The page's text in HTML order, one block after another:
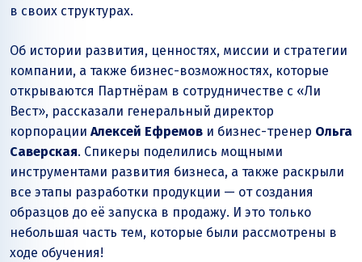
в своих структурах.
Об истории развития, ценностях, миссии и стратегии
компании, а также бизнес-возможностях, которые
открываются Партнёрам в сотрудничестве с «Ли
Вест», рассказали генеральный директор
корпорации Алексей Ефремов и бизнес-тренер Ольга
Саверская. Спикеры поделились мощными
инструментами развития бизнеса, а также раскрыли
все этапы разработки продукции — от создания
образцов до её запуска в продажу. И это только
небольшая часть тем, которые были рассмотрены в
ходе обучения!